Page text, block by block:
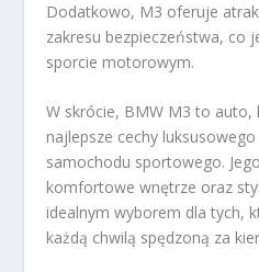
Dodatkowo, M3 oferuje
zakresu bezpieczeństwa, co
sporcie motorowym.
W skrócie, BMW M3 to auto,
najlepsze cechy
samochodu sportowego.
komfortowe wnętrze oraz
idealnym wyborem dla tych,
każdą chwilą spędzoną za